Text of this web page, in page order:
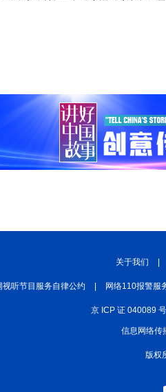
关于我们
视听节目服务自律公约 网络110报警服
京 ICP 证 040089
信息网络传
版权